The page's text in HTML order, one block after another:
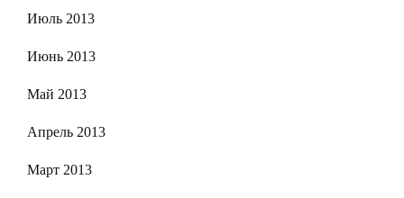
Июль 2013
Июнь 2013
Май 2013
Апрель 2013
Март 2013